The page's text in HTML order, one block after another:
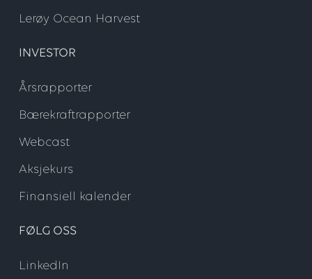
Lerøy Ocean Harvest
INVESTOR
Årsrapporter
Bærekraftrapporter
Webcast
Aksjekurs
Finansiell kalender
FØLG OSS
LinkedIn